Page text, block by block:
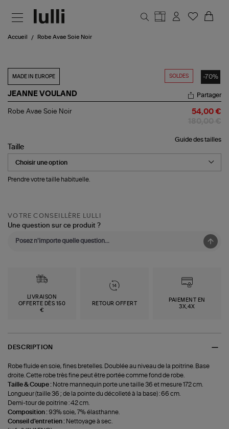
Accueil Robe Avae Soie Noir
SOLDES -70%
MADE IN EUROPE
JEANNE VOULAND
Robe
Partager
Robe Avae Soie Noir 54,00 €
Guide des tailles
Taille
Prendre votre taille habituelle.
VOTRE CONSEILLÈRE LULLI
Une question sur ce produit ?
LIVRAISON
OFFERTE DÈS 150
€
RETOUR OFFERT
PAIEMENT EN
3X,4X
DESCRIPTION
Robe fluide en soie, fines bretelles. Doublée au niveau de la poitrine. Base
droite. Cette robe très fine peut être portée comme fond de robe.
Taille & Coupe : Notre mannequin porte une taille 36 et mesure 172 cm.
Longueur (taille 36 ; de la pointe du décolleté à la base) : 66 cm.
Demi-tour de poitrine : 42 cm.
Composition : 93% soie, 7% élasthanne.
Conseil d'entretien : Nettoyage à sec.